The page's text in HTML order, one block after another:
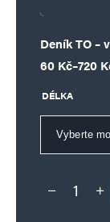
Deník TO –
60 Kč–720
Rozpětí cen:
DÉLKA
Deník TO –